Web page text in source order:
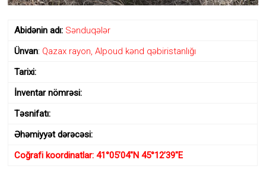
diyarı
ən
daş
yadigarı
“Avey”
məbədinin
adı
ilə
adlandırılıb.
Abidəninadı: Sənduqələr
Ünvan: Qazax rayon, Alpoud kənd qəbiristanlığı
Tarixi:
İnventar nömrəsi:
Təsnifatı:
Əhəmiyyət dərəcəsi:
Coğrafi koordinatlar: 41°05’04″N 45°12’39″E